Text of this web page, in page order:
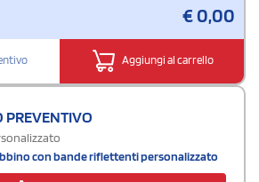
€0,00
Aggiungi al carrello
PREVENTIVO
con bande riflettenti personalizzato